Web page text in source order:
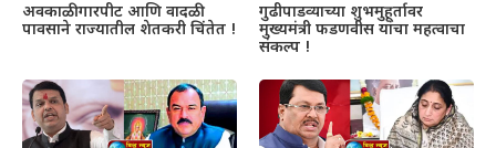
अवकाळी गारपीट आणि वादळी
पावसाने राज्यातील शेतकरी चिंतेत !
गुढीपाडव्याच्या शुभमुहूर्तावर
मुख्यमंत्री फडणवीस यांचा महत्वाचा
संकल्प !